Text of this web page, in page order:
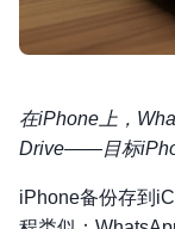
在iPhone上，
Drive——目标
iPhone备份存到